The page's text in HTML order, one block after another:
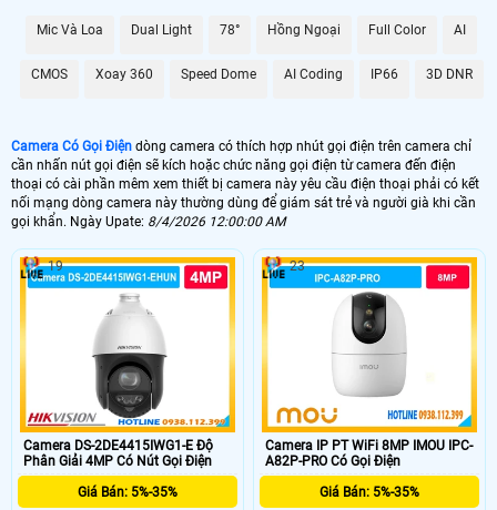
Mic Và Loa Dual Light 78° Hồng Ngoại Full Color AI
CMOS Xoay 360 Speed Dome AI Coding IP66 3D DNR
Camera Có Gọi Điện dòng camera có thích hợp nhút gọi điện trên camera chỉ
cần nhấn nút gọi điện sẽ kích hoặc chức năng gọi điện từ camera đến điện
thoại có cài phần mêm xem thiết bị camera này yêu cầu điện thoại phải có kết
nối mạng dòng camera này thường dùng để giám sát trẻ và người già khi cần
gọi khẩn. Ngày Upate: 8/4/2026 12:00:00 AM
Camera DS-2DE4415IWG1-E Độ
Phân Giải 4MP Có Nút Gọi Điện
Giá Bán: 5%-35%
19
Camera IP PT WiFi 8MP IMOU IPC-
A82P-PRO Có Gọi Điện
Giá Bán: 5%-35%
23